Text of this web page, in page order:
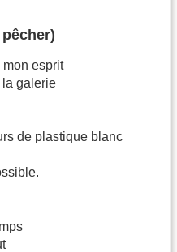
mon esprit
la galerie
de plastique blanc